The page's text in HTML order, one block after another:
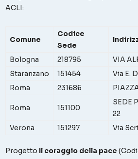
ACLI:
Comune
Codice
Sede
Bologna 218795 VIA
Staranzano
151454 Via E.
Roma
231686
Roma 151100
SEDE
22
Verona 151297 Via
Progetto Il coraggio della pace